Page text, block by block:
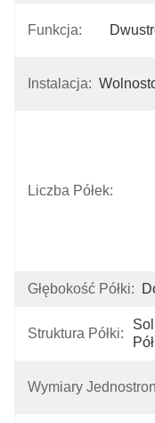
Funkcja:
Instalacja:
Liczba Półek:
Głębokość Półki:
Struktura Półki:
Wymiary